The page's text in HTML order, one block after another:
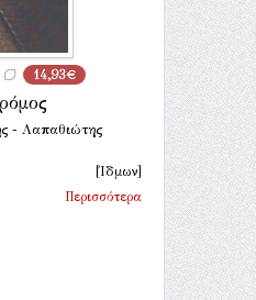
14,93€
- Λαπαθιώτης
[Ίδμων]
Περισσότερα